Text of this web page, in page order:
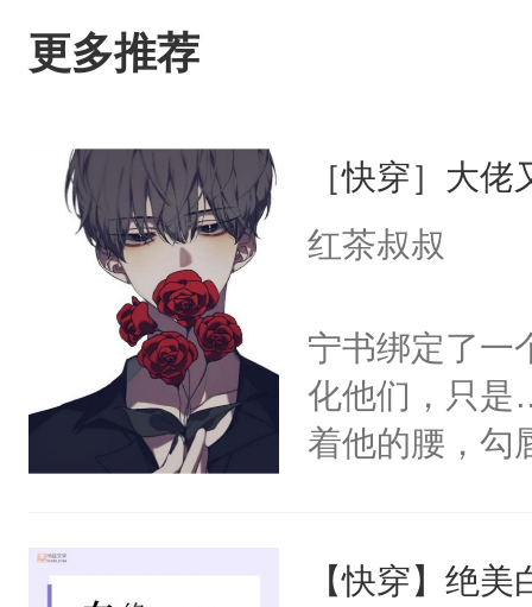
更多推荐
［快穿］大
红茶叔叔
宁书绑定了一
化他们，只是
着他的腰，勾
来，给老公
【快穿】绝